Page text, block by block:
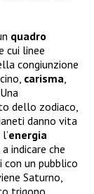
quadro
cui linee
congiunzione
carisma
dello zodiaco,
danno vita
energia
indicare che
un pubblico
Saturno,
trigono,